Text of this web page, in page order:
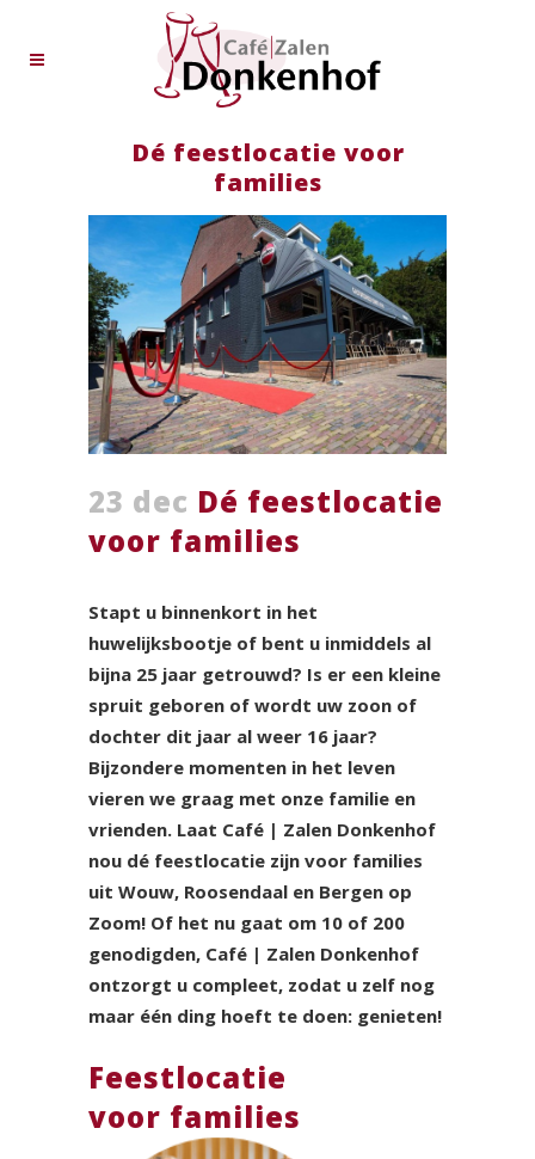
Dé feestlocatie voor
families
23 dec Dé feestlocatie
voor families
Stapt u binnenkort in het
huwelijksbootje of bent u inmiddels al
bijna 25 jaar getrouwd? Is er een kleine
spruit geboren of wordt uw zoon of
dochter dit jaar al weer 16 jaar?
Bijzondere momenten in het leven
vieren we graag met onze familie en
vrienden. Laat Café | Zalen Donkenhof
nou dé feestlocatie zijn voor families
uit Wouw, Roosendaal en Bergen op
Zoom! Of het nu gaat om 10 of 200
genodigden, Café | Zalen Donkenhof
ontzorgt u compleet, zodat u zelf nog
maar één ding hoeft te doen: genieten!
Feestlocatie
voor families